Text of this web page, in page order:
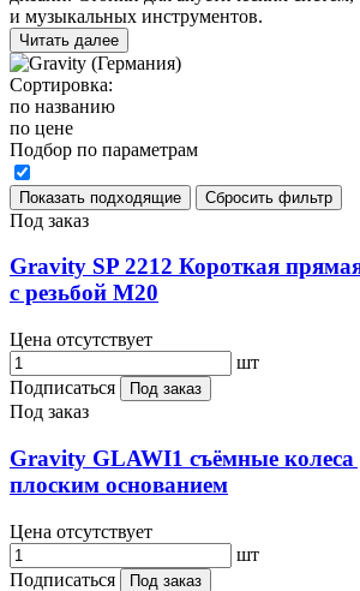
и музыкальных инструментов.
Читать далее
Сортировка:
по названию
по цене
Подбор по параметрам
Под заказ
Gravity SP 2212 Короткая
с резьбой М20
Цена отсутствует
шт
Подписаться
Под заказ
Под заказ
Gravity GLAWI1 съёмные колеса
плоским основанием
Цена отсутствует
шт
Подписаться
Под заказ